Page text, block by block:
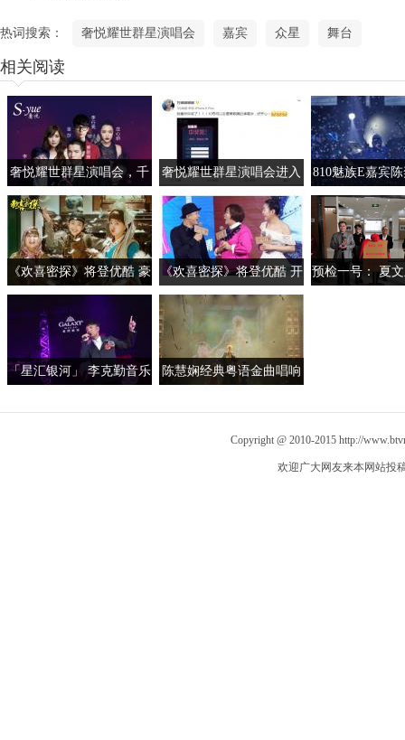
热词搜索： 奢悦耀世群星演唱会 嘉宾 众星 舞台
相关阅读
奢悦耀世群星演唱会，千
张门票任性送
奢悦耀世群星演唱会进入
倒计时，抢票活动持续进
行中
810魅族E嘉宾
雯婕 网友：
《欢喜密探》将登优酷 豪
华阵容承包娱乐圈众星
《欢喜密探》将登优酷 开
播发布会众星斗表情
预检一号： 夏
「星汇银河」 李克勤音乐
陈慧娴经典粤语金曲唱响
Copyright @ 2010-2015 http://
欢迎广大网友来本网站投